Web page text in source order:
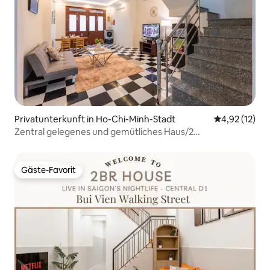
Privatunterkunft in Ho-Chi-Minh-Stadt
4,92 (12)
Zentral gelegenes und gemütliches Haus/2
Gäste-Favorit
Gäste-Favorit